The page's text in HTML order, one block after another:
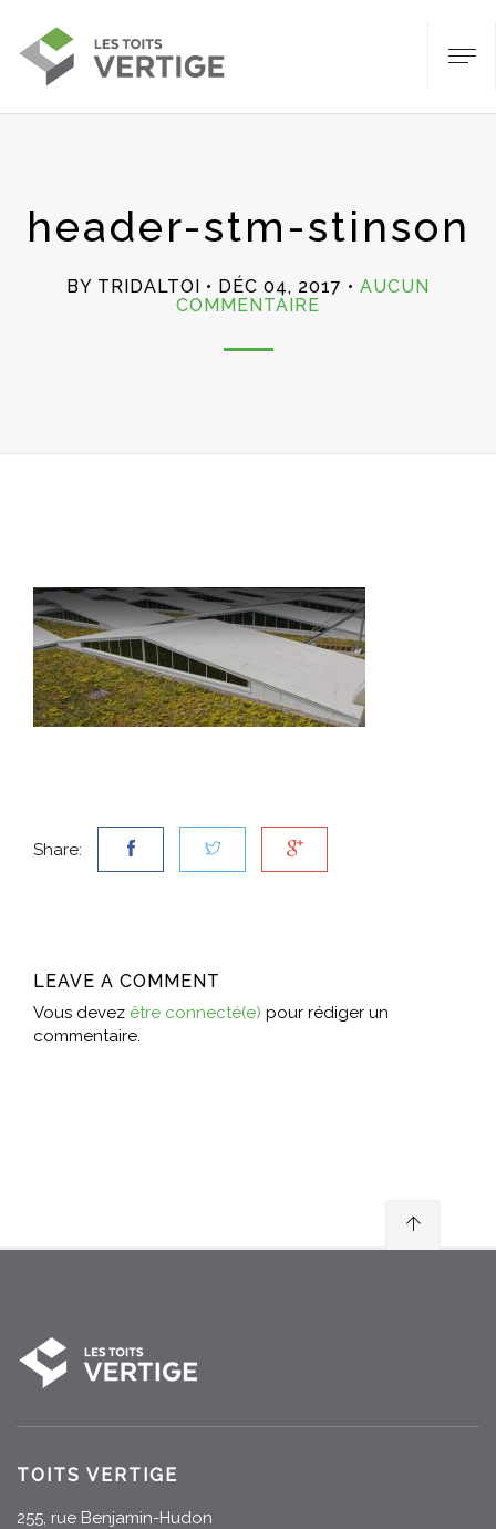
header-stm-stinson
BY TRIDALTOI DÉC 04, 2017
AUCUN
COMMENTAIRE
Share:
LEAVE A COMMENT
Vous devez être connecté(e) pour rédiger un
commentaire.
TOITS VERTIGE
255, rue Benjamin-Hudon